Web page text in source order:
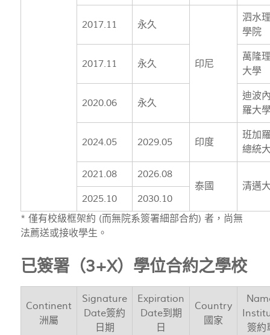
2017.11 永久
印尼
泗水
學院
2017.11 永久
萬隆
大學
2020.06 永久
迪波
羅大
2024.05 2029.05 印度
班加
總統
2021.08
2026.08
泰國
清邁
2025.10
2030.10
* 僅有校級框架約 (而無院系簽署細部合約) 者，尚無
法薦送或接收學生。
已簽署（3+X）學位合約之學校
Continent
洲屬
Signature
Date簽約
日期
Expiration
Date到期
日
Country
國家
簽約